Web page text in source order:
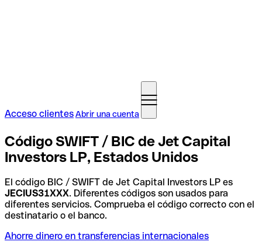
Acceso clientesAbrir una cuenta
Código SWIFT / BIC de Jet Capital
Investors LP, Estados Unidos
El código BIC / SWIFT de Jet Capital Investors LP es
JECIUS31XXX. Diferentes códigos son usados para
diferentes servicios. Comprueba el código correcto con el
destinatario o el banco.
Ahorre dinero en transferencias internacionales